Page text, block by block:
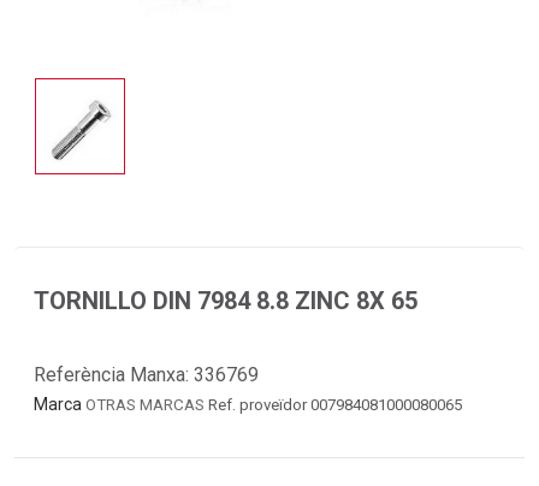
TORNILLO DIN 7984 8.8 ZINC 8X 65
Referència Manxa: 336769
Marca OTRAS MARCAS Ref. proveïdor 007984081000080065